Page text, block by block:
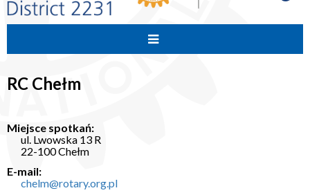
RC Chełm
Miejsce spotkań:
ul. Lwowska 13 R
22-100 Chełm
E-mail:
chelm@rotary.org.pl